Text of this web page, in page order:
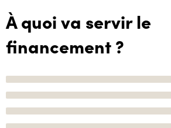
À quoi va servir le
financement ?